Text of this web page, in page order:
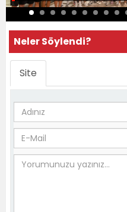
Neler Söylendi?
Site